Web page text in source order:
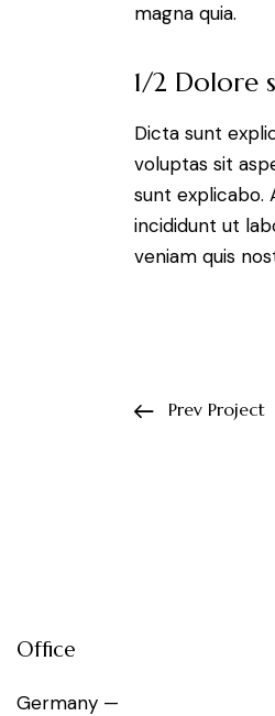
magna quia.
1/2 Dolore
Dicta sunt
voluptas sit
sunt explicabo.
incididunt ut
veniam quis
Prev Project
Office
Germany —